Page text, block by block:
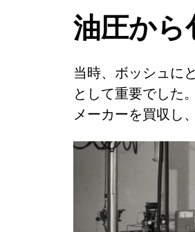
油圧から
当時、ボッシュに
として重要でした
メーカーを買収し